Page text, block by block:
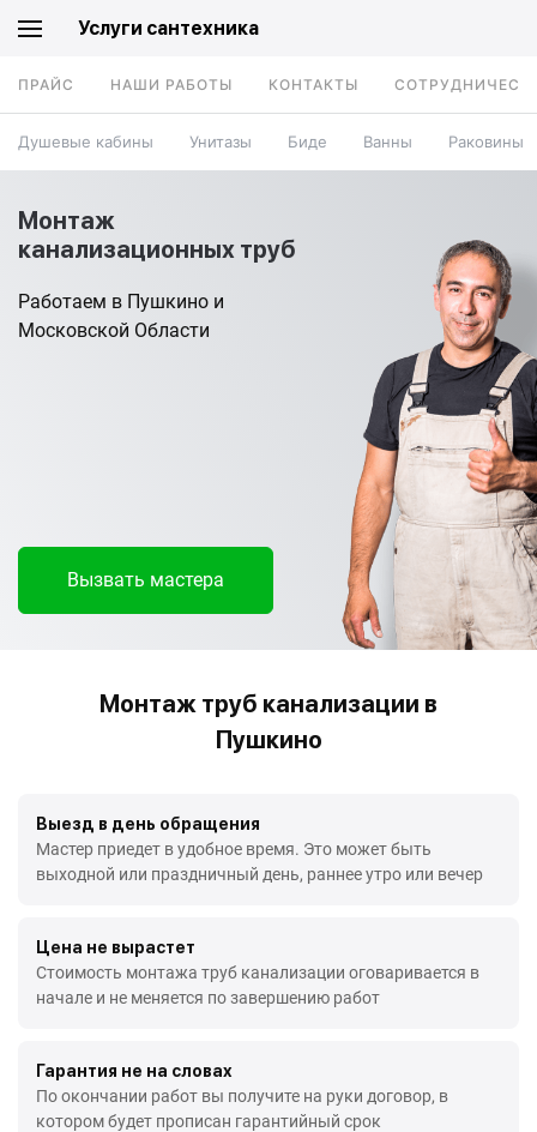
Услуги сантехника
ПРАЙС НАШИ РАБОТЫ КОНТАКТЫ
Душевые кабины Унитазы Биде Ванны Раковины
Монтаж
канализационных труб
Работаем в Пушкино и
Московской Области
Вызвать мастера
Монтаж труб канализации в
Пушкино
Выезд в день обращения
Мастер приедет в удобное время. Это может быть
выходной или праздничный день, раннее утро или вечер
Цена не вырастет
Стоимость монтажа труб канализации оговаривается в
начале и не меняется по завершению работ
Гарантия не на словах
По окончании работ вы получите на руки договор, в
котором будет прописан гарантийный срок